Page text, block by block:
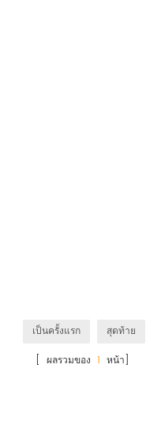
เป็นครั้งแรก
สุดท้าย
[ ผลรวมของ 1 หน้า]